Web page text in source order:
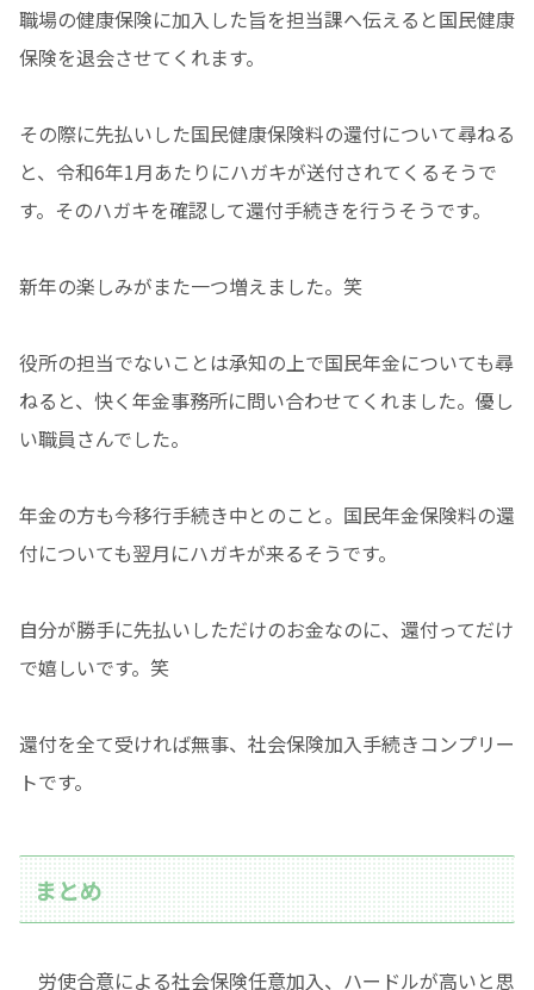
職場の健康保険に加入した旨を担当課へ伝えると国民健康
保険を退会させてくれます。
その際に先払いした国民健康保険料の還付について尋ねる
と、令和6年1月あたりにハガキが送付されてくるそうで
す。そのハガキを確認して還付手続きを行うそうです。
新年の楽しみがまた一つ増えました。笑
役所の担当でないことは承知の上で国民年金についても尋
ねると、快く年金事務所に問い合わせてくれました。優し
い職員さんでした。
年金の方も今移行手続き中とのこと。国民年金保険料の還
付についても翌月にハガキが来るそうです。
自分が勝手に先払いしただけのお金なのに、還付ってだけ
で嬉しいです。笑
還付を全て受ければ無事、社会保険加入手続きコンプリー
トです。
まとめ
労使合意による社会保険任意加入、ハードルが高いと思